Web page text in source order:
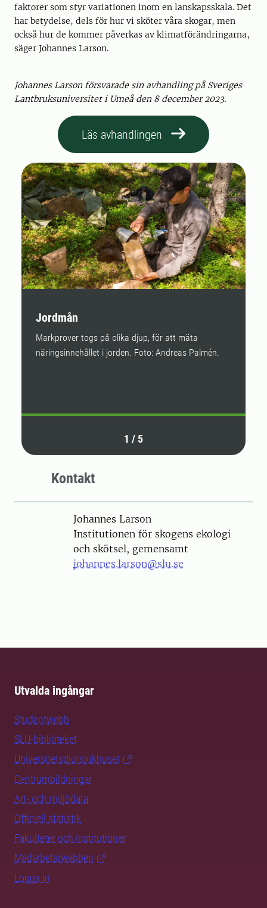
faktorer som styr variationen inom en lanskapsskala. Det
har betydelse, dels för hur vi sköter våra skogar, men
också hur de kommer påverkas av klimatförändringarna,
säger Johannes Larson.
Johannes Larson försvarade sin avhandling på Sveriges
Lantbruksuniversitet i Umeå den 8 december 2023.
Läs avhandlingen
Jordmån
Markprover togs på olika djup, för att mäta
näringsinnehållet i jorden. Foto: Andreas Palmén.
1 / 5
Kontakt
PersonJohannes Larson
Institutionen för skogens ekologi
och skötsel, gemensamt
johannes.larson@slu.se
Utvalda ingångar
Studentwebb
SLU-biblioteket
Universitetsdjursjukhuset
Centrumbildningar
Art- och miljödata
Officiell statistik
Fakulteter och institutioner
Medarbetarwebben
Logga in